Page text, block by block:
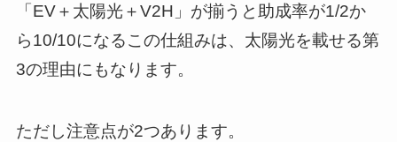
「EV＋太陽光＋V2H」が揃うと助成率が1/2か
ら10/10になるこの仕組みは、太陽光を載せる第
3の理由にもなります。
ただし注意点が2つあります。